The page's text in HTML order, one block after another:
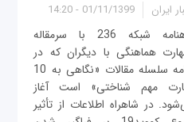
ایران 01/11/1399 - 14:20
ماهنامه شبکه 236 با سرمقاله
هماهنگی با دیگران که در
ادامه سلسله مقالات «نگاهی به 10
مهم شناختی» است آغاز
در شاهراه اطلاعات از تأثير